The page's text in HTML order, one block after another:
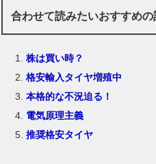
合わせて読みたいおすすめの
株は買い時？
格安輸入タイヤ増殖中
本格的な不況迫る！
電気原理主義
推奨格安タイヤ